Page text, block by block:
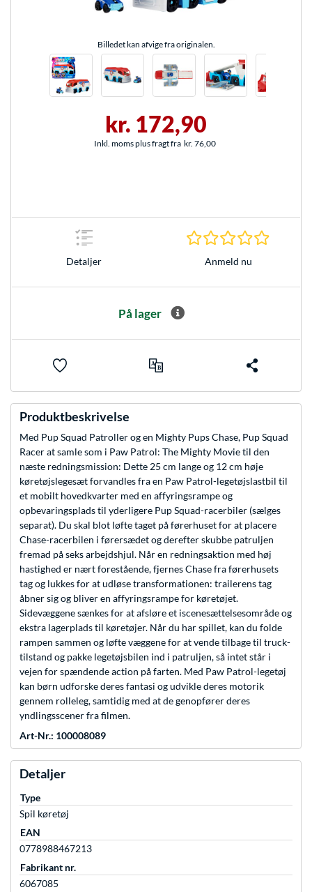
Billedet kan afvige fra originalen.
kr. 172,90
Inkl. moms plus fragt fra kr. 76,00
Detaljer Anmeld nu
På lager
Produktbeskrivelse
Med Pup Squad Patroller og en Mighty Pups Chase, Pup Squad
Racer at samle som i Paw Patrol: The Mighty Movie til den
næste redningsmission: Dette 25 cm lange og 12 cm høje
køretøjslegesæt forvandles fra en Paw Patrol-legetøjslastbil til
et mobilt hovedkvarter med en affyringsrampe og
opbevaringsplads til yderligere Pup Squad-racerbiler (sælges
separat). Du skal blot løfte taget på førerhuset for at placere
Chase-racerbilen i førersædet og derefter skubbe patruljen
fremad på seks arbejdshjul. Når en redningsaktion med høj
hastighed er nært forestående, fjernes Chase fra førerhusets
tag og lukkes for at udløse transformationen: trailerens tag
åbner sig og bliver en affyringsrampe for køretøjet.
Sidevæggene sænkes for at afsløre et iscenesættelsesområde og
ekstra lagerplads til køretøjer. Når du har spillet, kan du folde
rampen sammen og løfte væggene for at vende tilbage til truck-
tilstand og pakke legetøjsbilen ind i patruljen, så intet står i
vejen for spændende action på farten. Med Paw Patrol-legetøj
kan børn udforske deres fantasi og udvikle deres motorik
gennem rolleleg, samtidig med at de genopfører deres
yndlingsscener fra filmen.
Art-Nr.: 100008089
Detaljer
Type
Spil køretøj
EAN
0778988467213
Fabrikant nr.
6067085